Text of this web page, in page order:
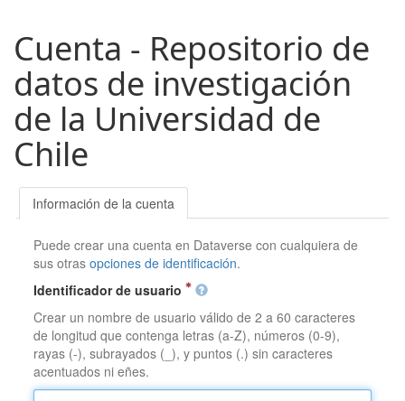
Cuenta - Repositorio de
datos de investigación
de la Universidad de
Chile
Información de la cuenta
Puede crear una cuenta en Dataverse con cualquiera de
sus otrasopciones de identificación.
Identificador de usuario
Crear un nombre de usuario válido de 2 a 60 caracteres
de longitud que contenga letras (a-Z), números (0-9),
rayas (-), subrayados (_), y puntos (.) sin caracteres
acentuados ni eñes.